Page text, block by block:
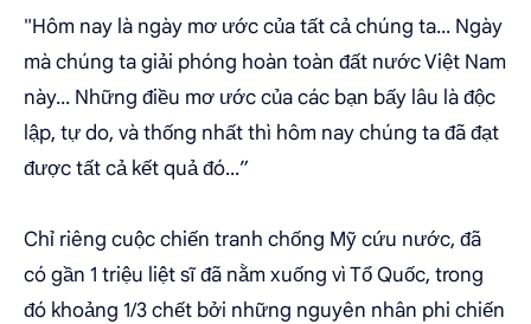
"Hôm nay là ngày mơ ước của tất cả chúng ta... Ngày
mà chúng ta giải phóng hoàn toàn đất nước Việt Nam
này... Những điều mơ ước của các bạn bấy lâu là độc
lập, tự do, và thống nhất thì hôm nay chúng ta đã đạt
được tất cả kết quả đó...”
Chỉ riêng cuộc chiến tranh chống Mỹ cứu nước, đã
có gần 1 triệu liệt sĩ đã nằm xuống vì Tổ Quốc, trong
đó khoảng 1/3 chết bởi những nguyên nhân phi chiến